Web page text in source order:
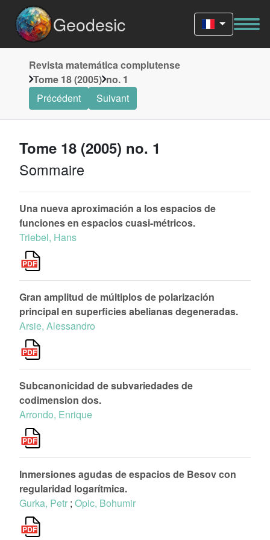
Geodesic
Revista matemática complutense
Tome 18 (2005) no. 1
Précédent
Suivant
Tome 18 (2005) no. 1
Sommaire
Una nueva aproximación a los espacios de
funciones en espacios cuasi-métricos.
Triebel, Hans
Gran amplitud de múltiplos de polarización
principal en superficies abelianas degeneradas.
Arsie, Alessandro
Subcanonicidad de subvariedades de
codimension dos.
Arrondo, Enrique
Inmersiones agudas de espacios de Besov con
regularidad logarítmica.
Gurka, Petr ; Opic, Bohumir